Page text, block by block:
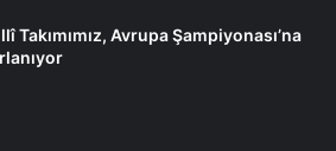
Takımımız, Avrupa Şampiyonası’na